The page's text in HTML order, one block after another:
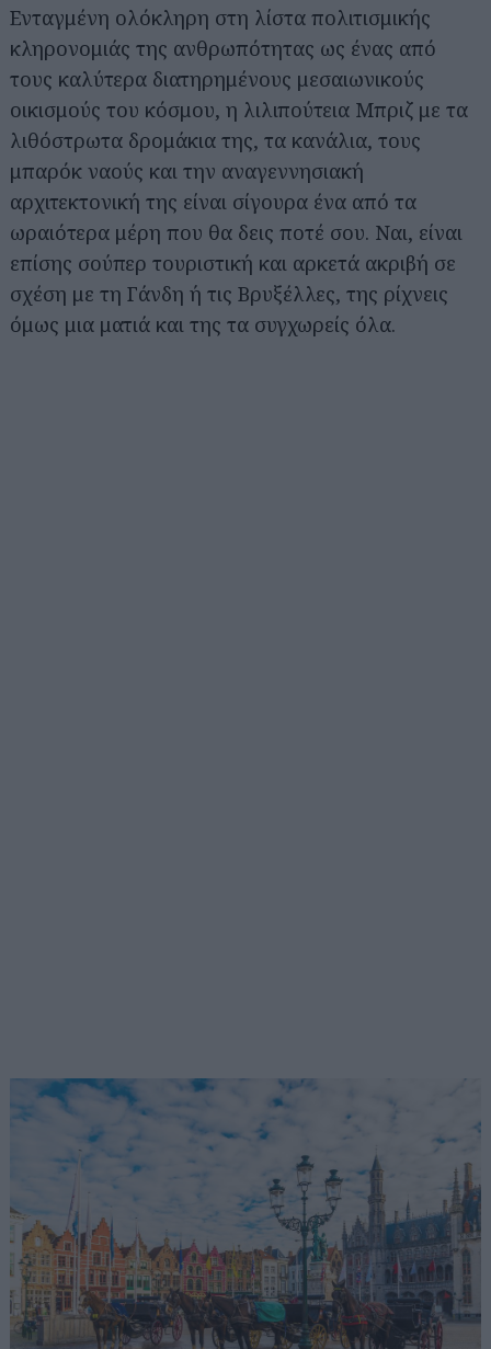
Ενταγμένη ολόκληρη στη λίστα πολιτισμικής
κληρονομιάς της ανθρωπότητας ως ένας από
τους καλύτερα διατηρημένους μεσαιωνικούς
οικισμούς του κόσμου, η λιλιπούτεια Μπριζ με τα
λιθόστρωτα δρομάκια της, τα κανάλια, τους
μπαρόκ ναούς και την αναγεννησιακή
αρχιτεκτονική της είναι σίγουρα ένα από τα
ωραιότερα μέρη που θα δεις ποτέ σου. Ναι, είναι
επίσης σούπερ τουριστική και αρκετά ακριβή σε
σχέση με τη Γάνδη ή τις Βρυξέλλες, της ρίχνεις
όμως μια ματιά και της τα συγχωρείς όλα.